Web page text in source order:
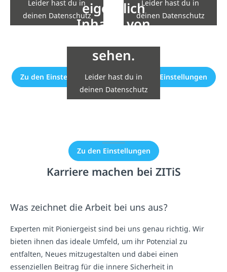
Leider hast du in
deinen Datenschutz
Einstellungen die
Zu den Einstellungen
Leider hast du in
deinen Datenschutz
Einstellungen die
Zu den Einstellungen
eigentlich
Inhalte von
sehen.
Leider hast du in
deinen Datenschutz
Einstellungen die
Zu den Einstellungen
Karriere machen bei ZITiS
Was zeichnet die Arbeit bei uns aus?
Experten mit Pioniergeist sind bei uns genau richtig. Wir
bieten ihnen das ideale Umfeld, um ihr Potenzial zu
entfalten, Neues mitzugestalten und dabei einen
essenziellen Beitrag für die innere Sicherheit in